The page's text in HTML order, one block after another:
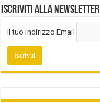
Iscriviti alla Newsletter
Il tuo indirizzo Email